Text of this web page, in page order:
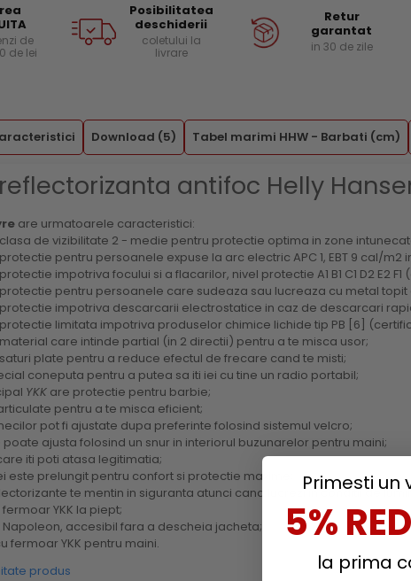
Facebook
de
de lei
Posibilitatea
deschiderii
coletului la
livrare
Retur
garantat
in 30 de zile
Download (5) Tabel marimi HHW - Barbati (cm)
antifoc Helly
are urmatoarele caracteristici:
de vizibilitate 2 - medie pentru protectie optima in zone
pentru persoanele expuse la arc electric APC 1, EBT 9 cal/m2
impotriva focului si a flacarilor, nivel protectie A1 B1 C1 D2 E2
pentru persoanele care sudeaza sau lucreaza cu metal topit
impotriva descarcarii electrostatice in caz de descarcari
limitata impotriva produselor chimice lichide tip PB [6]
care intinde partial (in 2 directii) pentru a te misca usor;
plate pentru a reduce efectul de frecare cand te misti;
coneputa pentru a putea sa iti iei cu tine un radio portabil;
YKK are protectie pentru barbie;
pentru a te misca eficient;
pot fi ajustate dupa preferinte folosind sistemul velcro;
ajusta folosind un snur in interiorul buzunarelor pentru maini;
iti poti atasa legitimatia;
este prelungit pentru confort si protectie maxime;
te mentin in siguranta atunci cand lucrezi in conditii de
YKK la piept;
accesibil fara a descheia jacheta;
fermoar YKK pentru maini.
produs
Primesti un
5%
la prima